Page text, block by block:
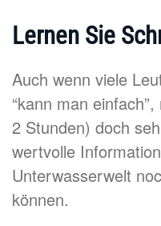
Lernen Sie
Auch wenn viele
“kann man
2 Stunden) doch
wertvolle
Unterwasserwelt
können.